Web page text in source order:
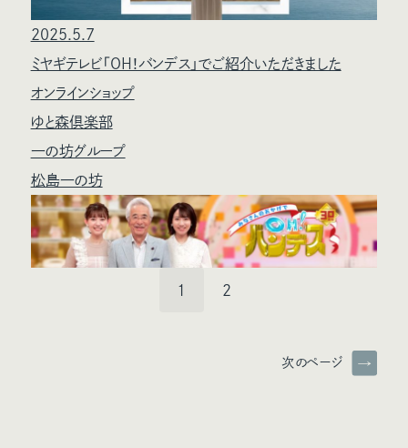
2025.5.7
ミヤギテレビ「OH！バンデス」でご紹介いただきました
オンラインショップ
ゆと森倶楽部
一の坊グループ
松島一の坊
1 2
次のページ